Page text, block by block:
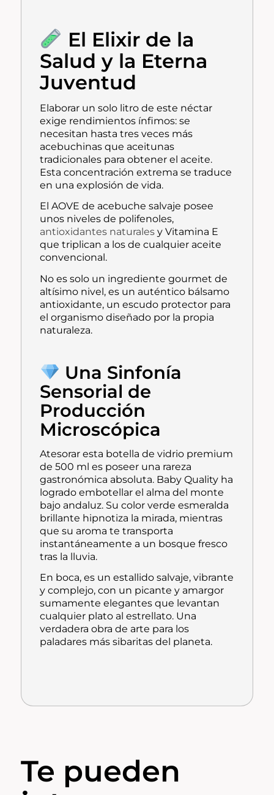
El Elixir de la
Salud y la Eterna
Juventud
Elaborar un solo litro de este néctar
exige rendimientos ínfimos: se
necesitan hasta tres veces más
acebuchinas que aceitunas
tradicionales para obtener el aceite.
Esta concentración extrema se traduce
en una explosión de vida.
El AOVE de acebuche salvaje posee
unos niveles de polifenoles,
antioxidantes naturales y Vitamina E
que triplican a los de cualquier aceite
convencional.
No es solo un ingrediente gourmet de
altísimo nivel, es un auténtico bálsamo
antioxidante, un escudo protector para
el organismo diseñado por la propia
naturaleza.
Una Sinfonía
Sensorial de
Producción
Microscópica
Atesorar esta botella de vidrio premium
de 500 ml es poseer una rareza
gastronómica absoluta. Baby Quality ha
logrado embotellar el alma del monte
bajo andaluz. Su color verde esmeralda
brillante hipnotiza la mirada, mientras
que su aroma te transporta
instantáneamente a un bosque fresco
tras la lluvia.
En boca, es un estallido salvaje, vibrante
y complejo, con un picante y amargor
sumamente elegantes que levantan
cualquier plato al estrellato. Una
verdadera obra de arte para los
paladares más sibaritas del planeta.
Te pueden